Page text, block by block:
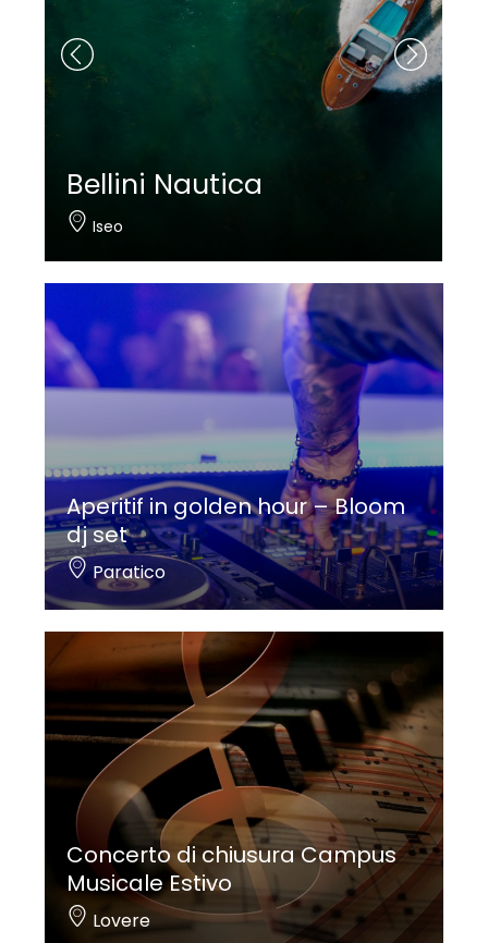
Bellini Nautica
Iseo
Aperitif in golden hour – Bloom
dj set
Paratico
Concerto di chiusura Campus
Musicale Estivo
Lovere